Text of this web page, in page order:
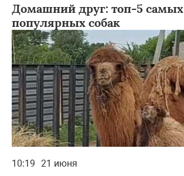
Домашний друг: топ-5 самых
популярных собак
10:19 21 июня